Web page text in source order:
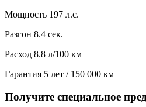
Мощность 197 л.с.
Разгон 8.4 сек.
Расход 8.8 л/100 км
Гарантия 5 лет / 150 000 км
Получите специальное